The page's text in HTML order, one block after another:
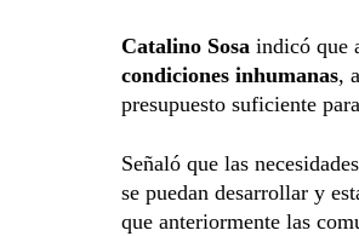
Catalino Sosa indicó que
condiciones inhumanas,
presupuesto suficiente
Señaló que las
se puedan desarrollar y
que anteriormente las